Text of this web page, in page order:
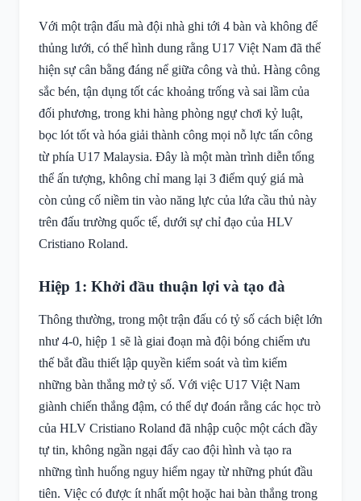
Với một trận đấu mà đội nhà ghi tới 4 bàn và không để
thủng lưới, có thể hình dung rằng U17 Việt Nam đã thể
hiện sự cân bằng đáng nể giữa công và thủ. Hàng công
sắc bén, tận dụng tốt các khoảng trống và sai lầm của
đối phương, trong khi hàng phòng ngự chơi kỷ luật,
bọc lót tốt và hóa giải thành công mọi nỗ lực tấn công
từ phía U17 Malaysia. Đây là một màn trình diễn tổng
thể ấn tượng, không chỉ mang lại 3 điểm quý giá mà
còn củng cố niềm tin vào năng lực của lứa cầu thủ này
trên đấu trường quốc tế, dưới sự chỉ đạo của HLV
Cristiano Roland.
Hiệp 1: Khởi đầu thuận lợi và tạo đà
Thông thường, trong một trận đấu có tỷ số cách biệt lớn
như 4-0, hiệp 1 sẽ là giai đoạn mà đội bóng chiếm ưu
thế bắt đầu thiết lập quyền kiểm soát và tìm kiếm
những bàn thắng mở tỷ số. Với việc U17 Việt Nam
giành chiến thắng đậm, có thể dự đoán rằng các học trò
của HLV Cristiano Roland đã nhập cuộc một cách đầy
tự tin, không ngần ngại đẩy cao đội hình và tạo ra
những tình huống nguy hiểm ngay từ những phút đầu
tiên. Việc có được ít nhất một hoặc hai bàn thắng trong